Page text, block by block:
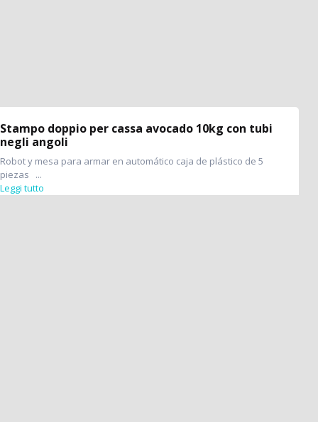
Stampo doppio per cassa avocado 10kg con tubi
negli angoli
Robot y mesa para armar en automático caja de plástico de 5
piezas ...
Leggi tutto